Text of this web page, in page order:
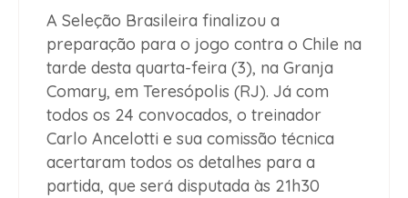
A Seleção Brasileira finalizou a
preparação para o jogo contra o Chile na
tarde desta quarta-feira (3), na Granja
Comary, em Teresópolis (RJ). Já com
todos os 24 convocados, o treinador
Carlo Ancelotti e sua comissão técnica
acertaram todos os detalhes para a
partida, que será disputada às 21h30